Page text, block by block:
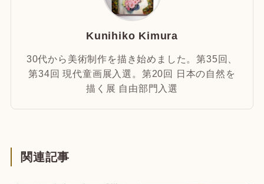
Kunihiko Kimura
30代から美術制作を描き始めました。第35回、
第34回 現代童画展入選。第20回 日本の自然を
描く展 自由部門入選
関連記事